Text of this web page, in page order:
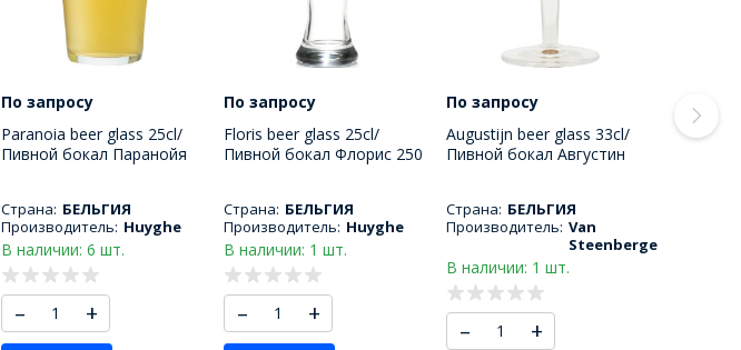
По запросу
Paranoia beer glass 25cl/
Пивной бокал Паранойя
Страна: БЕЛЬГИЯ
Производитель: Huyghe
В наличии: 6 шт.
– +
По запросу
Floris beer glass 25cl/
Пивной бокал Флорис 250
Страна: БЕЛЬГИЯ
Производитель: Huyghe
В наличии: 1 шт.
– +
По запросу
Augustijn beer glass 33cl/
Пивной бокал Августин
Страна: БЕЛЬГИЯ
Производитель: Van
Steenberge
В наличии: 1 шт.
– +